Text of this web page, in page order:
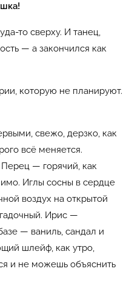
то сверху. И танец,
— а закончился как
которую не планируют.
свежо, дерзко, как
всё меняется.
— горячий, как
Иглы сосны в сердце
воздух на открытой
Ирис —
— ваниль, сандал и
шлейф, как утро,
и не можешь объяснить